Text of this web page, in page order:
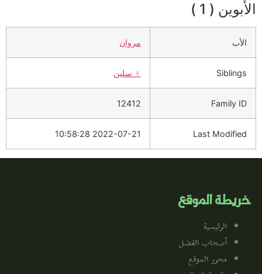
الأبوين ( 1 )
الأب مروان
Siblings
♀️ سلين
Family ID
12412
Last Modified
2022-07-21 10:58:28
خريطة الموقع
الرئيسية
أصحاب الفضل
محرر الموقع